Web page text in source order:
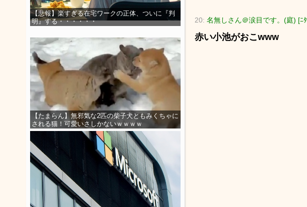
【悲報】楽すぎる在宅ワークの正体、ついに『判
明』する・・・・・・
【たまらん】無邪気な2匹の柴子犬ともみくちゃに
される猫！可愛いさしかないｗｗｗｗ
20: 名無しさん＠涙目です。(庭) [ﾆ
赤い小池がおこwww